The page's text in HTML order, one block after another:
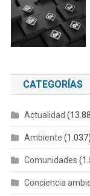
CATEGORÍAS
Actualidad
Ambiente (1.037)
Comunidades
Conciencia